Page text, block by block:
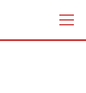
주
요